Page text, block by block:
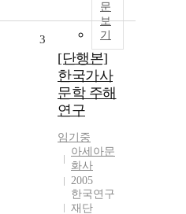
문
보
기
3
[단행본]
한국가사
문학 주해
연구
임기중
아세아문
화사
2005
한국연구
재단